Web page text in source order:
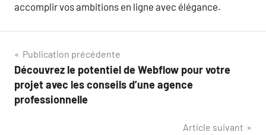
accomplir vos ambitions en ligne avec élégance.
Navigation
de
l’article
Publication précédente
Découvrez le potentiel de Webflow pour votre
projet avec les conseils d’une agence
professionnelle
Article suivant